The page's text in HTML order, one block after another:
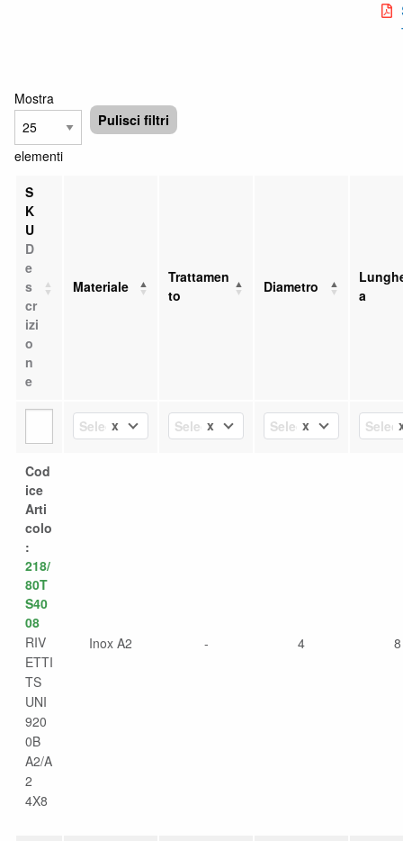
Mostra
elementi
Pulisci filtri
S
K
U
D
e
s
cr
izi
o
n
e
Materiale
Trattamen
to
Diametro
a
Select Value
x Select Value
x Select Value
x
Cod
ice
Arti
colo
:
218/
80T
S40
08
RIV
ETTI
TS
UNI
920
0B
A2/A
2
4X8
Inox A2 - 4 8